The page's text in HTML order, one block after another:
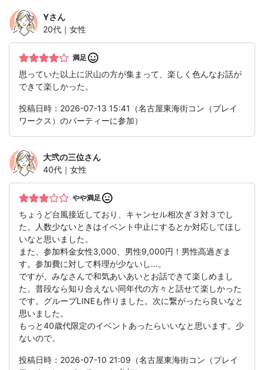
Yさん
20代｜女性
満足
思っていた以上に沢山の方が集まって、楽しく色んなお話が
できて楽しかった。
投稿日時：2026-07-13 15:41（名古屋東海街コン（プレイ
ワークス）のパーティーに参加）
大弐の三位さん
40代｜女性
やや満足
ちょうど台風接近しており、キャンセル相次ぎ３対３でし
た。人数少ないときはイベント中止にするとか対応してほし
いなと思いました。
また、参加料金女性3,000、男性9,000円！男性高過ぎま
す。参加費に対して料理が少ないし…。
ですが、みなさんで和気あいあいとお話できて楽しめまし
た。普段なら知り合えない同年代の方々と話せて楽しかった
です。グループLINEも作りました。次に繋がったら良いなと
思いました。
もっと40歳代限定のイベントあったらいいなと思います。少
ないので。
投稿日時：2026-07-10 21:09（名古屋東海街コン（プレイ